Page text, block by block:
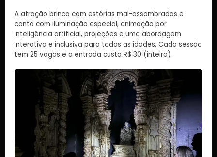
A atração brinca com estórias mal-assombradas e
conta com iluminação especial, animação por
inteligência artificial, projeções e uma abordagem
interativa e inclusiva para todas as idades. Cada sessão
tem 25 vagas e a entrada custa R$ 30 (inteira).